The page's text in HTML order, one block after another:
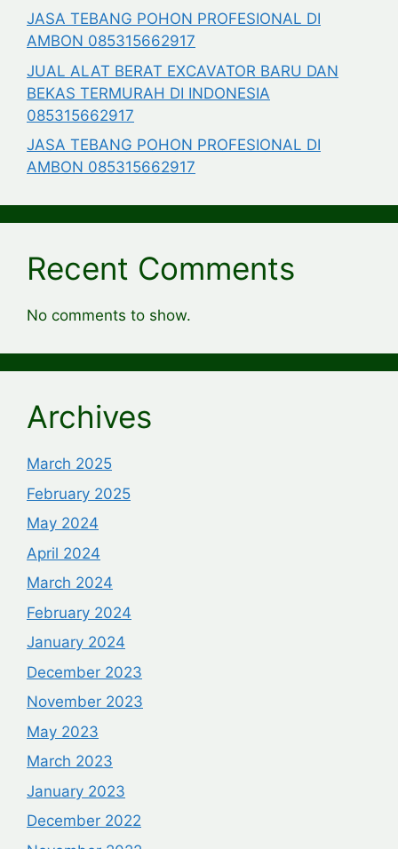
JASA TEBANG POHON PROFESIONAL DI
AMBON 085315662917
JUAL ALAT BERAT EXCAVATOR BARU DAN
BEKAS TERMURAH DI INDONESIA
085315662917
JASA TEBANG POHON PROFESIONAL DI
AMBON 085315662917
Recent Comments
No comments to show.
Archives
March 2025
February 2025
May 2024
April 2024
March 2024
February 2024
January 2024
December 2023
November 2023
May 2023
March 2023
January 2023
December 2022